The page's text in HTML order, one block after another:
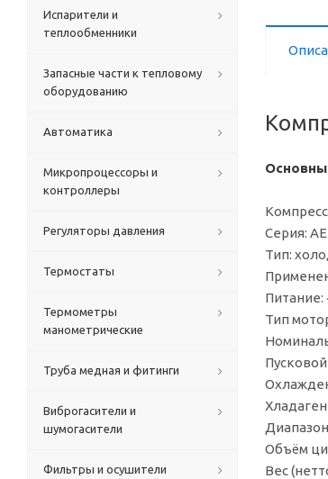
Серия:
Тип:
Питание:
Тип
Объём
Вес
Испарители и
теплообменники
Запасные части к тепловому
оборудованию
Автоматика
Микропроцессоры и
контроллеры
Регуляторы давления
Термостаты
Термометры
манометрические
Труба медная и фитинги
Виброгасители и
шумогасители
Фильтры и осушители